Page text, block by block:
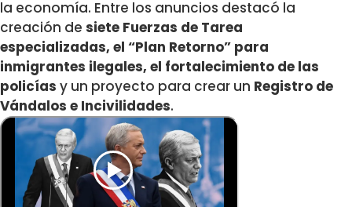
la economía. Entre los anuncios destacó la
creación de siete Fuerzas de Tarea
especializadas, el “Plan Retorno” para
inmigrantes ilegales, el fortalecimiento de las
policías y un proyecto para crear un Registro de
Vándalos e Incivilidades.